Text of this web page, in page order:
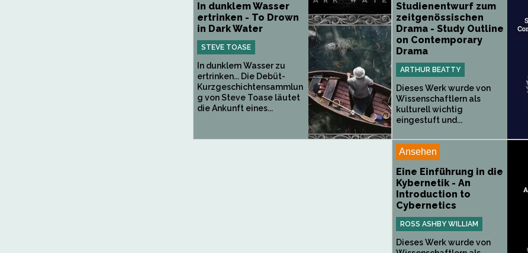
In dunklem Wasser
ertrinken - To Drown
in Dark Water
STEVE TOASE
In dunklem Wasser zu
ertrinken... Die Debüt-
Kurzgeschichtensammlun
g von Steve Toase läutet
die Ankunft eines...
Studienentwurf zum
zeitgenössischen
Drama - Study Outline
on Contemporary
Drama
ARTHUR BEATTY
Dieses Werk wurde von
Wissenschaftlern als
kulturell wichtig
eingestuft und...
Ansehen
Eine Einführung in die
Kybernetik - An
Introduction to
Cybernetics
ROSS ASHBY WILLIAM
Dieses Werk wurde von